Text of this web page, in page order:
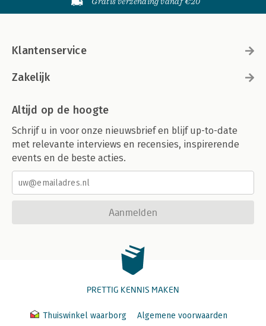
Klantenservice
Zakelijk
Altijd op de hoogte
Schrijf u in voor onze nieuwsbrief en blijf up-to-date
met relevante interviews en recensies, inspirerende
events en de beste acties.
Aanmelden
PRETTIG KENNIS MAKEN
Thuiswinkel waarborg Algemene voorwaarden